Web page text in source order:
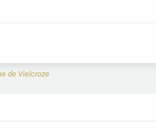
de Vielcroze